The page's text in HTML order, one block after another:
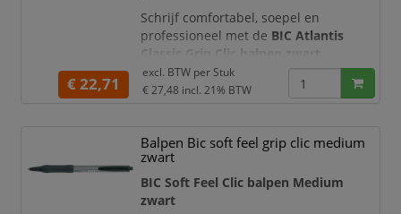
Schrijf comfortabel, soepel en
professioneel met de BIC Atlantis
Classic Grip Clic balpen zwart
medium . Deze valuepack bevat30
zwarte balpennen plus 6 gratis
De set is ideaal voor kantoren, scholen,
recepties, vergaderruimtes en andere
werkplekken waar dagelijks veel wordt
geschreven.
€ 22,71
excl. BTW per Stuk
€ 27,48 incl. 21% BTW
Balpen Bic soft feel grip clic medium
zwart
BIC Soft Feel Clic balpen Medium
zwart